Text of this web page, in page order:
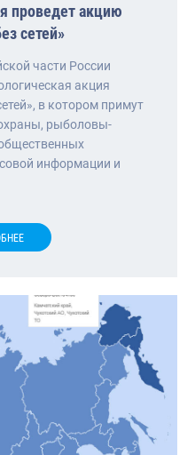
проведет акцию
сетей»
части России
акция
в котором примут
рыболовы-
информации и